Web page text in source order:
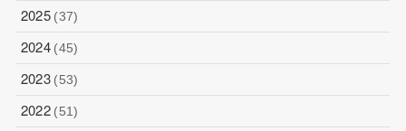
2025 (37)
2024 (45)
2023 (53)
2022 (51)